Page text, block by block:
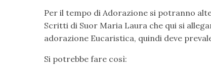
Per il tempo di Adorazione si potranno
Scritti di Suor Maria Laura che qui si
adorazione Eucaristica, quindi deve
Si potrebbe fare così: